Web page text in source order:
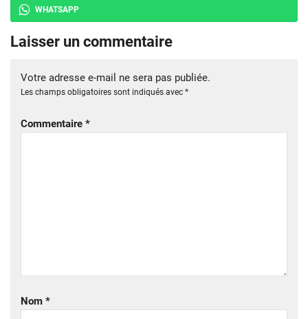
WHATSAPP
Laisser un commentaire
Votre adresse e-mail ne sera pas publiée.
Les champs obligatoires sont indiqués avec *
Commentaire *
Nom *